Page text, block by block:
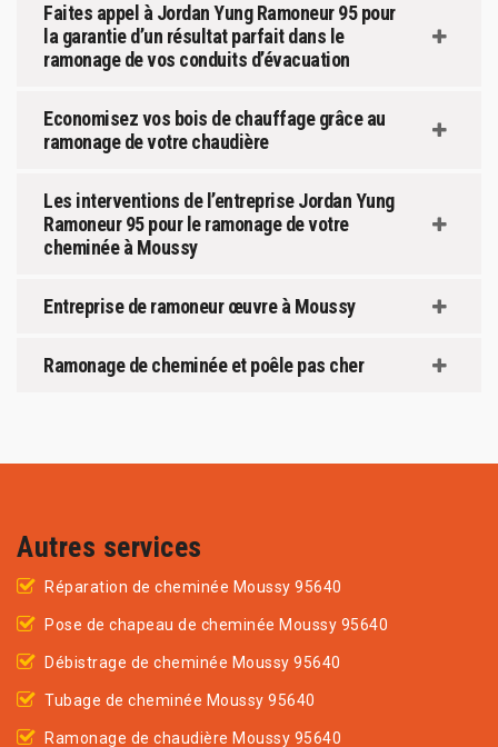
Faites appel à Jordan Yung Ramoneur 95 pour
la garantie d’un résultat parfait dans le
ramonage de vos conduits d’évacuation
Economisez vos bois de chauffage grâce au
ramonage de votre chaudière
Les interventions de l’entreprise Jordan Yung
Ramoneur 95 pour le ramonage de votre
cheminée à Moussy
Entreprise de ramoneur œuvre à Moussy
Ramonage de cheminée et poêle pas cher
Autres services
Réparation de cheminée Moussy 95640
Pose de chapeau de cheminée Moussy 95640
Débistrage de cheminée Moussy 95640
Tubage de cheminée Moussy 95640
Ramonage de chaudière Moussy 95640